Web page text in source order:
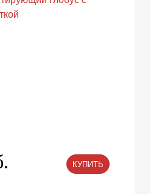
КУПИТЬ